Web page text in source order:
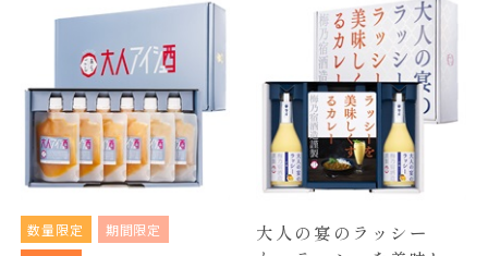
数量限定
期間限定
大人の宴のラッシー